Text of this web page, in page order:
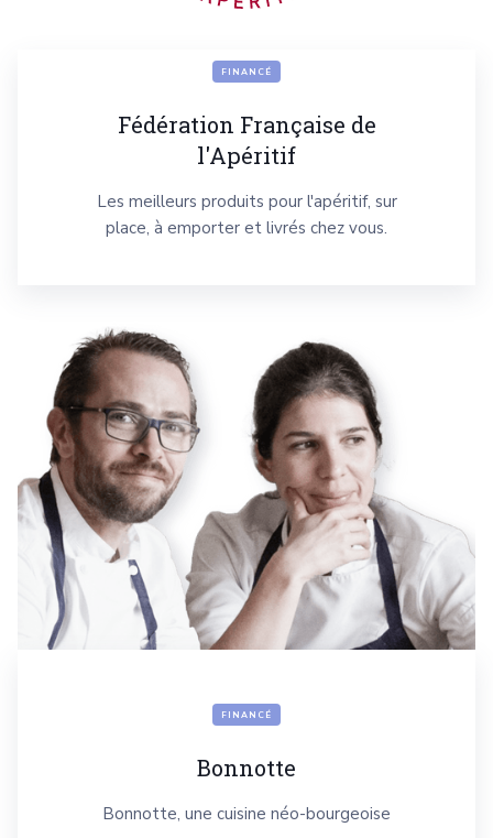
FINANCÉ
Fédération Française de
l'Apéritif
Les meilleurs produits pour l'apéritif, sur
place, à emporter et livrés chez vous.
FINANCÉ
Bonnotte
Bonnotte, une cuisine néo-bourgeoise